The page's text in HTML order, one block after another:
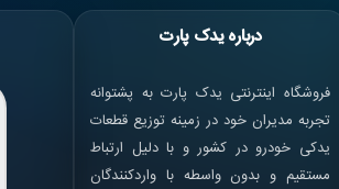
درباره یدک پارت
فروشگاه اینترنتی یدک پارت به پشتوانه
تجربه مدیران خود در زمینه توزیع قطعات
یدکی خودرو در کشور و با دلیل ارتباط
مستقیم و بدون واسطه با واردکنندگان